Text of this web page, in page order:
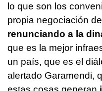
lo que son los
propia negociación
renunciando a la
que es la mejor
un país, que es el
alertado Garamendi,